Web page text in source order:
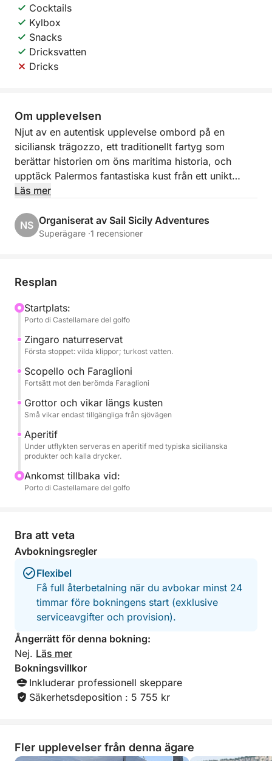
Cocktails
Kylbox
Snacks
Dricksvatten
Dricks
Om upplevelsen
Njut av en autentisk upplevelse ombord på en
siciliansk trägozzo, ett traditionellt fartyg som
berättar historien om öns maritima historia, och
upptäck Palermos fantastiska kust från ett unikt
perspektiv.
Kryssningen följer norra kusten, med natursköna
stopp vid Villa Igiea, en raffinerad symbol för
och sin gyllene strand.
Under utflykten kan du koppla av och njuta av havet,
med möjlighet att simma i det kristallklara vattnet,
njuta av solen och höra historier från närområdet.
En aperitif eller lunch med typiska sicilianska
produkter, tillsammans med uppfriskande drycker,
autentiska smaker från lokal tradition.
En idealisk aktivitet för par, familjer och små
grupper, perfekt för dem som vill uppleva Palermos
kust mitt bland tradition, smak och skönhet.
Läs mer
NS Organiserat av Sail Sicily Adventures
Superägare ·1 recensioner
Resplan
Startplats:
Porto di Castellamare del golfo
Zingaro naturreservat
Första stoppet: vilda klippor; turkost vatten.
Scopello och Faraglioni
Fortsätt mot den berömda Faraglioni
Grottor och vikar längs kusten
Små vikar endast tillgängliga från sjövägen
Aperitif
Under utflykten serveras en aperitif med typiska sicilianska
produkter och kalla drycker.
Ankomst tillbaka vid:
Porto di Castellamare del golfo
Bra att veta
Avbokningsregler
Flexibel
Få full återbetalning när du avbokar minst 24
timmar före bokningens start (exklusive
serviceavgifter och provision).
Ångerrätt för denna bokning:
Nej. Läs mer
Bokningsvillkor
Inkluderar professionell skeppare
Säkerhetsdeposition : 5 755 kr
Fler upplevelser från denna ägare